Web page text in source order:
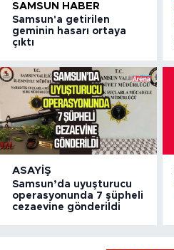
SAMSUN HABER
Samsun'a getirilen
geminin hasarı ortaya
çıktı
ASAYIŞ
Samsun’da uyuşturucu
operasyonunda 7 şüpheli
cezaevine gönderildi